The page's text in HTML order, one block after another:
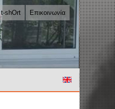
shOrt Επικοινωνία